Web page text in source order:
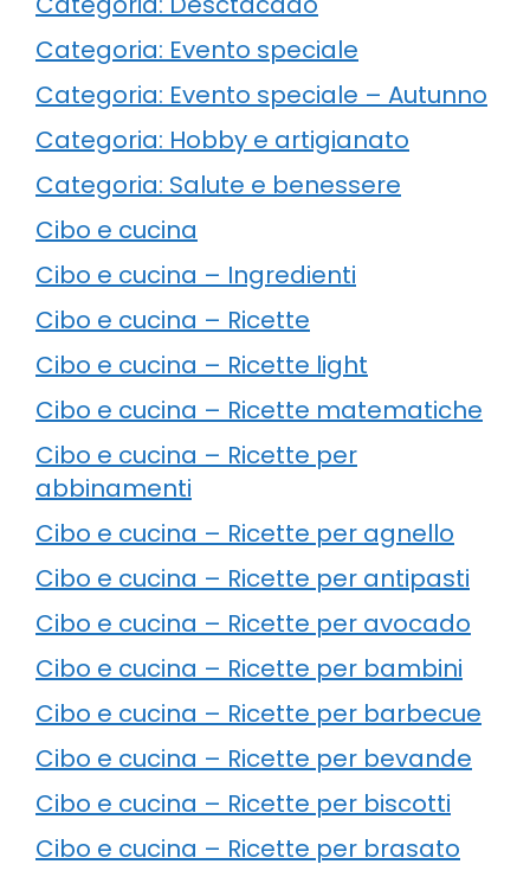
Categoria: Evento speciale
Categoria: Evento speciale – Autunno
Categoria: Hobby e artigianato
Categoria: Salute e benessere
Cibo e cucina
Cibo e cucina – Ingredienti
Cibo e cucina – Ricette
Cibo e cucina – Ricette light
Cibo e cucina – Ricette matematiche
Cibo e cucina – Ricette per
abbinamenti
Cibo e cucina – Ricette per agnello
Cibo e cucina – Ricette per antipasti
Cibo e cucina – Ricette per avocado
Cibo e cucina – Ricette per bambini
Cibo e cucina – Ricette per barbecue
Cibo e cucina – Ricette per bevande
Cibo e cucina – Ricette per biscotti
Cibo e cucina – Ricette per brasato